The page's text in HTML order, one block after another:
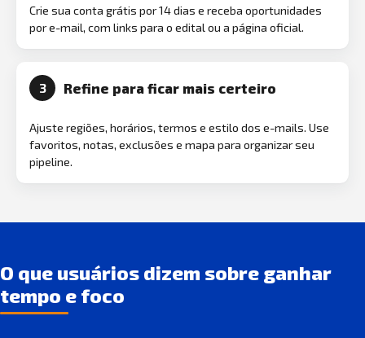
Crie sua conta grátis por 14 dias e receba oportunidades
por e-mail, com links para o edital ou a página oficial.
3 Refine para ficar mais certeiro
Ajuste regiões, horários, termos e estilo dos e-mails. Use
favoritos, notas, exclusões e mapa para organizar seu
pipeline.
O que usuários dizem sobre ganhar
tempo e foco